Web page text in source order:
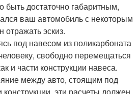
достаточно габаритным,
ваш автомобиль с некоторым
отражать эскиз.
под навесом из поликарбоната
свободно перемещаться
и части конструкции навеса.
между авто, стоящим под